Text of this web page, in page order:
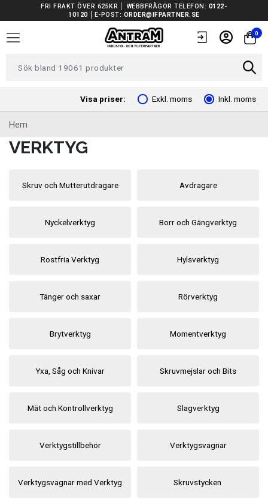
FRI FRAKT ÖVER 625KR WEBBFRÅGOR TELEFON: 0122-
10120
E-POST: ORDER@IFPARTNER.SE
0
Visa priser: Exkl. moms Inkl. moms
TRUCKAR I LAGER
TUNGA FORDON UNIVERSAL
FORDONSVERKTYG EV
ARBETSPLATSUTRUSTNING
EL OCH BELYSNING
FORDONSVERKTYG SPECIFIKA
LIM & FOG
LYFT OCH LAST
Hem
VERKTYG
Skruv och Mutterutdragare Avdragare
Nyckelverktyg Borr och Gängverktyg
Rostfria Verktyg Hylsverktyg
Tänger och saxar Rörverktyg
Brytverktyg Momentverktyg
Yxa, Såg och Knivar Skruvmejslar och Bits
Mät och Kontrollverktyg Slagverktyg
Verktygstillbehör Verktygsvagnar
Verktygsvagnar med Verktyg Skruvstycken